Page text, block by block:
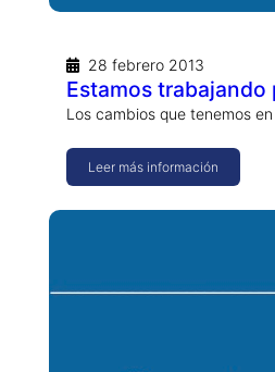
28 febrero 2013
Estamos
Los cambios que tenemos
Leer más información